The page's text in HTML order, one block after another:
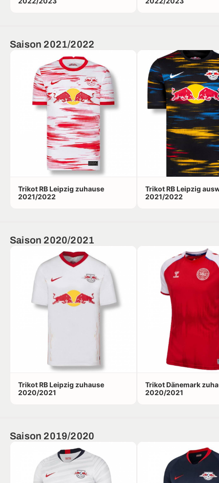
Saison 2021/2022
Trikot RB Leipzig zuhause
2021/2022
Trikot RB Leipzig
2021/2022
Saison 2020/2021
Trikot RB Leipzig zuhause
2020/2021
Trikot Dänemark
2020/2021
Saison 2019/2020